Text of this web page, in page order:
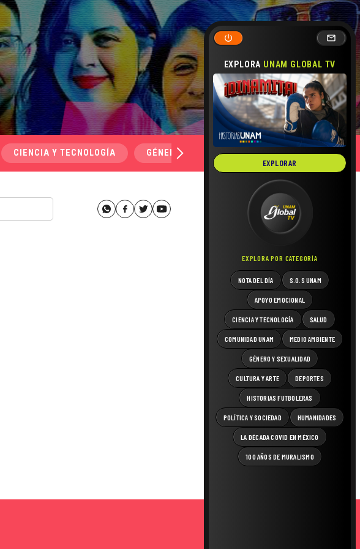
EXPLORA UNAM GLOBAL TV
EXPLORAR
EXPLORA POR CATEGORÍA
NOTA DEL DÍA S.O.S UNAM
APOYO EMOCIONAL
CIENCIA Y TECNOLOGÍA SALUD
COMUNIDAD UNAM MEDIO AMBIENTE
GÉNERO Y SEXUALIDAD
CULTURA Y ARTE DEPORTES
HISTORIAS FUTBOLERAS
POLÍTICA Y SOCIEDAD HUMANIDADES
LA DÉCADA COVID EN MÉXICO
100 AÑOS DE MURALISMO
CIENCIA Y TECNOLOGÍA GÉNERO Y SEXUALIDAD SALUD